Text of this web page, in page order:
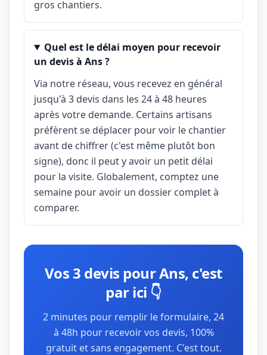
gros chantiers.
Quel est le délai moyen pour recevoir
un devis à Ans ?
Via notre réseau, vous recevez en général
jusqu'à 3 devis dans les 24 à 48 heures
après votre demande. Certains artisans
préfèrent se déplacer pour voir le chantier
avant de chiffrer (c'est même plutôt bon
signe), donc il peut y avoir un petit délai
pour la visite. Globalement, comptez une
semaine pour avoir un dossier complet à
comparer.
Vos 3 devis pour Ans, c'est
par ici 👇
2 minutes pour remplir le formulaire, 24
à 48h pour recevoir vos devis, 100%
gratuit et sans engagement. C'est tout.